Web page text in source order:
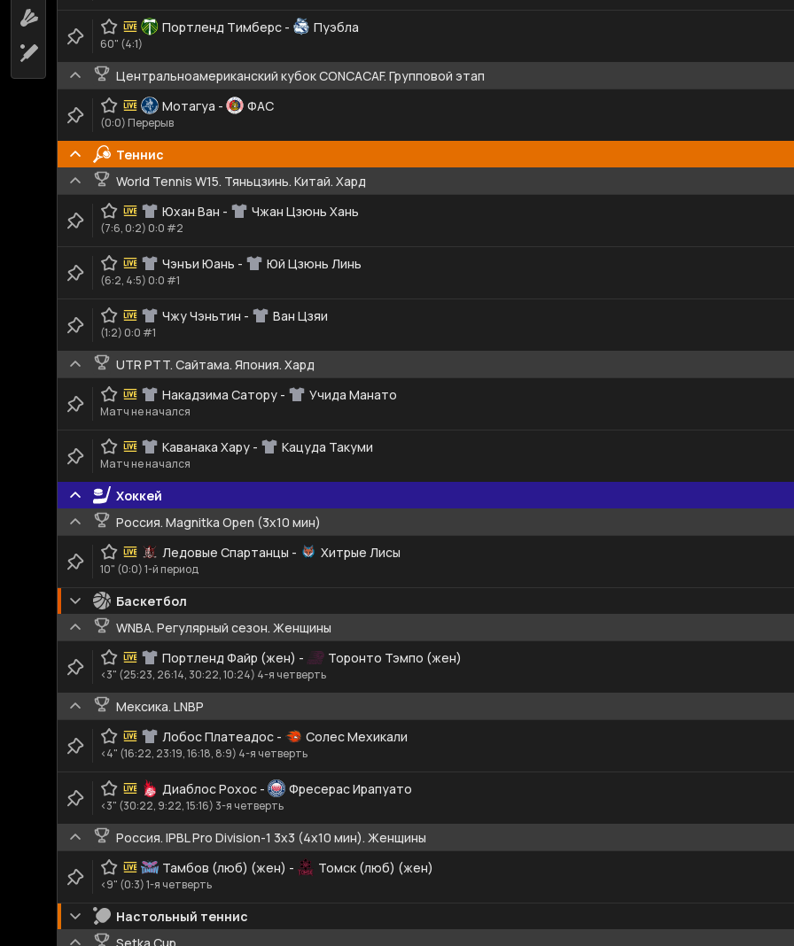
Бадминтон
Портленд Тимберс - Пуэбла
60" (4:1)
Центральноамериканский кубок CONCACAF. Групповой этап
Мотагуа - ФАС
(0:0) Перерыв
Теннис
World Tennis W15. Тяньцзинь. Китай. Хард
Юхан Ван - Чжан Цзюнь Хань
(7:6, 0:2) 0:0 #2
Чэнъи Юань - Юй Цзюнь Линь
(6:2, 4:5) 0:0 #1
Чжу Чэньтин - Ван Цзяи
(1:2) 0:0 #1
UTR PTT. Сайтама. Япония. Хард
Накадзима Сатору - Учида Манато
Матч не начался
Каванака Хару - Кацуда Такуми
Матч не начался
Хоккей
Россия. Magnitka Open (3х10 мин)
Ледовые Спартанцы - Хитрые Лисы
10" (0:0) 1-й период
Баскетбол
WNBA. Регулярный сезон. Женщины
Портленд Файр (жен) - Торонто Тэмпо (жен)
<3" (25:23, 26:14, 30:22, 10:24) 4-я четверть
Мексика. LNBP
Лобос Платеадос - Солес Мехикали
<4" (16:22, 23:19, 16:18, 8:9) 4-я четверть
Диаблос Рохос - Фресерас Ирапуато
<3" (30:22, 9:22, 15:16) 3-я четверть
Россия. IPBL Pro Division-1 3x3 (4x10 мин). Женщины
Тамбов (люб) (жен) - Томск (люб) (жен)
<9" (0:3) 1-я четверть
Настольный теннис
Setka Cup